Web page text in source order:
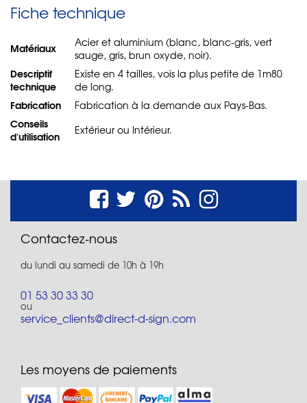
Fiche technique
Matériaux
Acier et aluminium (blanc, blanc-gris, vert
sauge, gris, brun oxyde, noir).
Descriptif
technique
Existe en 4 tailles, vois la plus petite de 1m80
de long.
Fabrication Fabrication à la demande aux Pays-Bas.
Conseils
d'utilisation
Extérieur ou Intérieur.
Contactez-nous
du lundi au samedi de 10h à 19h
01 53 30 33 30
ou
service_clients@direct-d-sign.com
Les moyens de paiements